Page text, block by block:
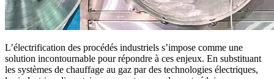
L’électrification des procédés industriels s’impose comme une
solution incontournable pour répondre à ces enjeux. En substituant
les systèmes de chauffage au gaz par des technologies électriques,